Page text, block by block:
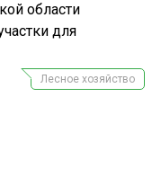
области
для
Лесное хозяйство